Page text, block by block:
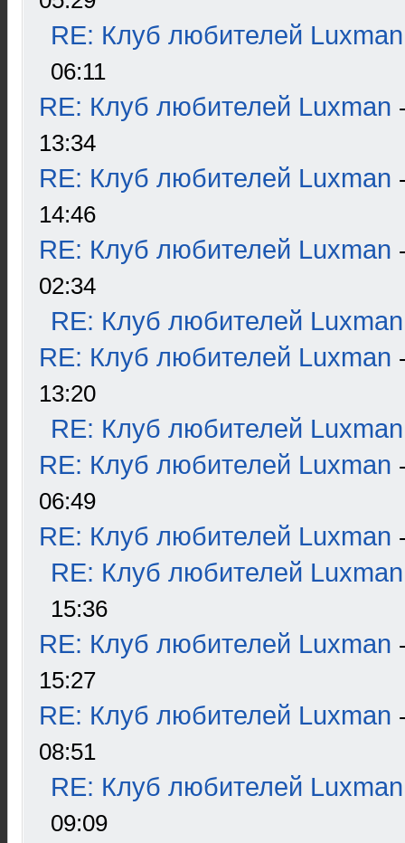
RE: Клуб любителей Luxman
06:11
RE: Клуб любителей Luxman
13:34
RE: Клуб любителей Luxman
14:46
RE: Клуб любителей Luxman
02:34
RE: Клуб любителей Luxman
RE: Клуб любителей Luxman
13:20
RE: Клуб любителей Luxman
RE: Клуб любителей Luxman
06:49
RE: Клуб любителей Luxman
RE: Клуб любителей Luxman
15:36
RE: Клуб любителей Luxman
15:27
RE: Клуб любителей Luxman
08:51
RE: Клуб любителей Luxman
09:09